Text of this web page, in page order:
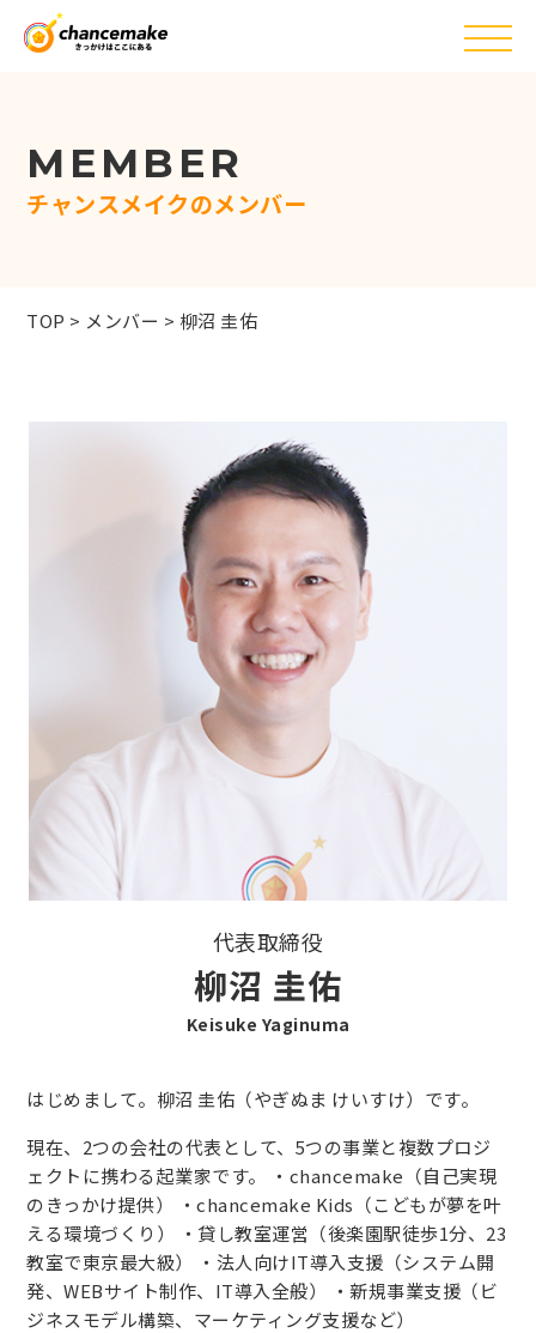
MEMBER
チャンスメイクのメンバー
TOP > メンバー > 柳沼 圭佑
代表取締役
柳沼 圭佑
Keisuke Yaginuma
はじめまして。柳沼 圭佑（やぎぬま けいすけ）です。
現在、2つの会社の代表として、5つの事業と複数プロジ
ェクトに携わる起業家です。 ・chancemake（自己実現
のきっかけ提供） ・chancemake Kids（こどもが夢を叶
える環境づくり） ・貸し教室運営（後楽園駅徒歩1分、23
教室で東京最大級） ・法人向けIT導入支援（システム開
発、WEBサイト制作、IT導入全般） ・新規事業支援（ビ
ジネスモデル構築、マーケティング支援など）